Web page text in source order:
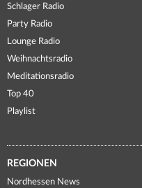
Schlager Radio
Party Radio
Lounge Radio
Weihnachtsradio
Meditationsradio
Top 40
Playlist
REGIONEN
Nordhessen News